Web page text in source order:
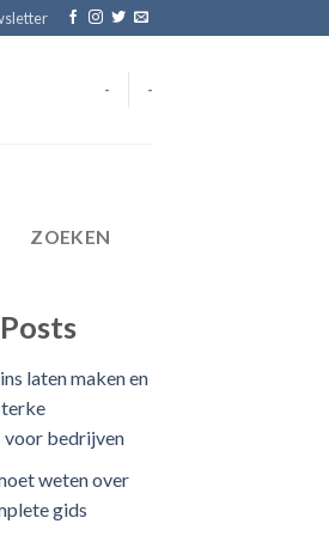
- -
ZOEKEN
laten maken en
bedrijven
weten over
gids